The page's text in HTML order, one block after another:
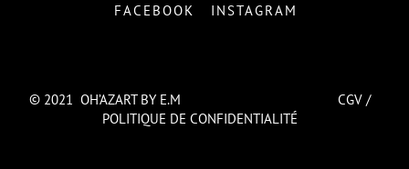
© 2021 OH’AZART BY E.M CGV /
POLITIQUE DE CONFIDENTIALITÉ
FACEBOOK INSTAGRAM